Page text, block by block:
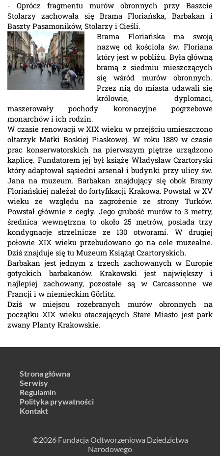
- Oprócz fragmentu murów obronnych przy Baszcie
Stolarzy zachowała się Brama Floriańska, Barbakan i
Baszty Pasamoników, Stolarzy i Cieśli.
Brama Floriańska ma swoją
nazwę od kościoła św. Floriana
który jest w pobliżu. Była główną
bramą z siedmiu mieszczących
się wśród murów obronnych.
Przez nią do miasta udawali się
królowie, dyplomaci,
maszerowały pochody koronacyjne pogrzebowe
monarchów i ich rodzin.
W czasie renowacji w XIX wieku w przejściu umieszczono
ołtarzyk Matki Boskiej Piaskowej. W roku 1889 w czasie
prac konserwatorskich na pierwszym piętrze urządzono
kaplicę. Fundatorem jej był książę Władysław Czartoryski
który adaptował sąsiedni arsenał i budynki przy ulicy św.
Jana na muzeum. Barbakan znajdujący się obok Bramy
Floriańskiej należał do fortyfikacji Krakowa. Powstał w XV
wieku ze względu na zagrożenie ze strony Turków.
Powstał głównie z cegły. Jego grubość murów to 3 metry,
średnica wewnętrzna to około 25 metrów, posiada trzy
kondygnacje strzelnicze ze 130 otworami. W drugiej
połowie XIX wieku przebudowano go na cele muzealne.
Dziś znajduje się tu Muzeum Książąt Czartoryskich.
Barbakan jest jednym z trzech zachowanych w Europie
gotyckich barbakanów. Krakowski jest największy i
najlepiej zachowany, pozostałe są w Carcassonne we
Francji i w niemieckim Görlitz.
Dziś w miejscu rozebranych murów obronnych na
początku XIX wieku otaczających Stare Miasto jest park
zwany Planty Krakowskie.
Strona główna
Serwisy
Regulamin
Polityka prywatności
Kontakt
©2026 Fundacja Odtworzeniowa Dziedzictwa
Narodowego